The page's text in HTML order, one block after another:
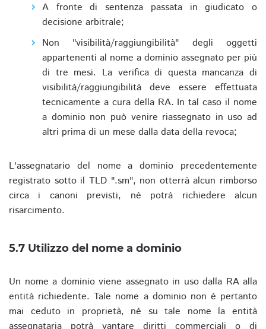
A fronte di sentenza passata in giudicato o
decisione arbitrale;
Non "visibilità/raggiungibilità" degli oggetti
appartenenti al nome a dominio assegnato per più
di tre mesi. La verifica di questa mancanza di
visibilità/raggiungibilità deve essere effettuata
tecnicamente a cura della RA. In tal caso il nome
a dominio non può venire riassegnato in uso ad
altri prima di un mese dalla data della revoca;
L'assegnatario del nome a dominio precedentemente
registrato sotto il TLD ".sm", non otterrà alcun rimborso
circa i canoni previsti, nè potrà richiedere alcun
risarcimento.
5.7 Utilizzo del nome a dominio
Un nome a dominio viene assegnato in uso dalla RA alla
entità richiedente. Tale nome a dominio non è pertanto
mai ceduto in proprietà, nè su tale nome la entità